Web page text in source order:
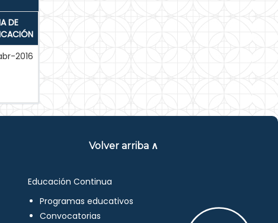
DE
2016
Volver arriba ∧
Educación Continua
Programas educativos
Convocatorias